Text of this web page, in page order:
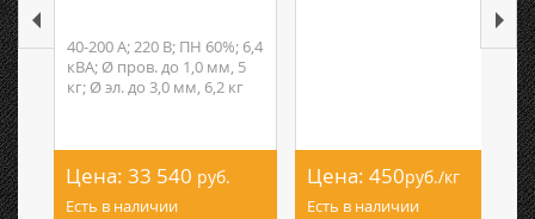
40-200 А; 220 В; ПН 60%; 6,4
кВА; Ø пров. до 1,0 мм, 5
кг; Ø эл. до 3,0 мм, 6,2 кг
Цена: 33 540 руб.
Есть в наличии
Цена: 450руб./кг
Есть в наличии